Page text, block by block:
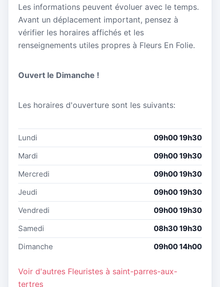
Les informations peuvent évoluer avec le temps.
Avant un déplacement important, pensez à
vérifier les horaires affichés et les
renseignements utiles propres à Fleurs En Folie.
Ouvert le Dimanche !
Les horaires d'ouverture sont les suivants:
Lundi
09h00 19h30
Mardi
09h00 19h30
Mercredi
09h00 19h30
Jeudi
09h00 19h30
Vendredi
09h00 19h30
Samedi
08h30 19h30
Dimanche
09h00 14h00
Voir d'autres Fleuristes à saint-parres-aux-
tertres